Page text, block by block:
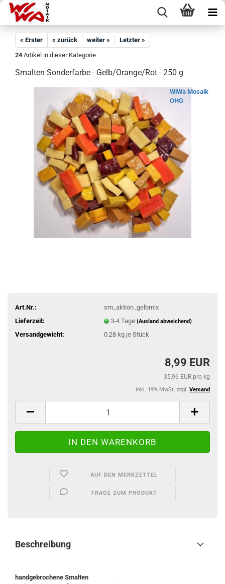
« Erster « zurück weiter »
Letzter »
24 Artikel in dieser Kategorie
Smalten Sonderfarbe - Gelb/Orange/Rot - 250 g
WiWa Mosaik
OHG
Art.Nr.:
sm_aktion_gelbmix
Lieferzeit:
3-4 Tage (Ausland abweichend)
Versandgewicht: 0.28kg je Stück
8,99 EUR
35,96 EUR pro kg
inkl. 19% MwSt. zzgl. Versand
AUF DEN MERKZETTEL
FRAGE ZUM PRODUKT
Beschreibung
handgebrochene Smalten